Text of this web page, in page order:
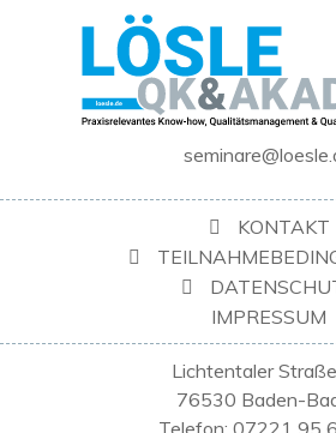
KONTAKT
IMPRESSUM
Lichtentaler
76530 Baden-
Telefon: 07221 95